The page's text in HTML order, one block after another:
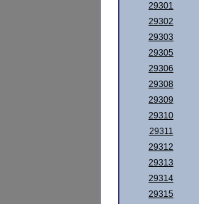
29301
29302
29303
29305
29306
29308
29309
29310
29311
29312
29313
29314
29315